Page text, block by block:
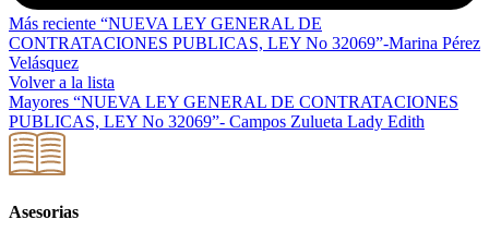
Más reciente “NUEVA LEY GENERAL DE
CONTRATACIONES PUBLICAS, LEY No 32069”-Marina Pérez
Velásquez
Volver a la lista
Mayores “NUEVA LEY GENERAL DE CONTRATACIONES
PUBLICAS, LEY No 32069”- Campos Zulueta Lady Edith
Asesorias